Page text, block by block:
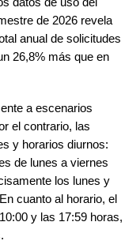
de 2026 revela
anual de solicitudes
26,8% más que en
a escenarios
el contrario, las
y horarios diurnos:
de lunes a viernes
los lunes y
cuanto al horario, el
y las 17:59 horas,